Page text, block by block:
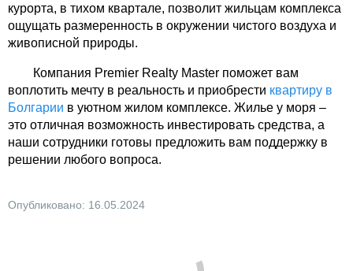
курорта, в тихом квартале, позволит жильцам комплекса
ощущать размеренность в окружении чистого воздуха и
живописной природы.
Компания Premier Realty Master поможет вам
воплотить мечту в реальность и приобрести квартиру в
Болгарии в уютном жилом комплексе. Жилье у моря –
это отличная возможность инвестировать средства, а
наши сотрудники готовы предложить вам поддержку в
решении любого вопроса.
Опубликовано: 16.05.2024